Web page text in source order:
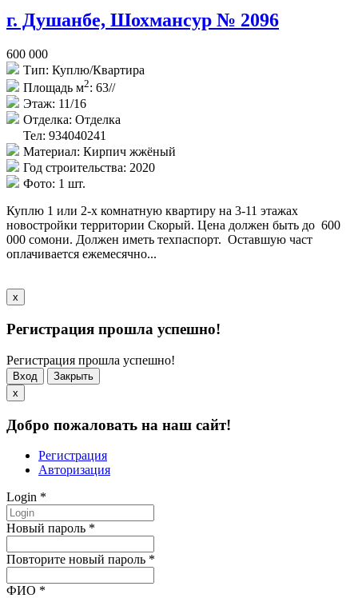
г. Душанбе, Шохмансур № 2096
600 000
Тип: Куплю/Квартира
Площадь м2: 63//
Этаж: 11/16
Отделка: Отделка
Тел: 934040241
Материал: Кирпич жжёный
Год строительства: 2020
Фото: 1 шт.
Куплю 1 или 2-х комнатную квартиру на 3-11 этажах
новостройки территории Скорый. Цена должен быть до 600
000 сомони. Должен иметь техпаспорт. Оставшую част
оплачивается ежемесячно...
x
Регистрация прошла успешно!
Регистрация прошла успешно!
Вход
Закрыть
x
Добро пожаловать на наш сайт!
Регистрация
Авторизация
Login *
Новый пароль *
Повторите новый пароль *
ФИО *